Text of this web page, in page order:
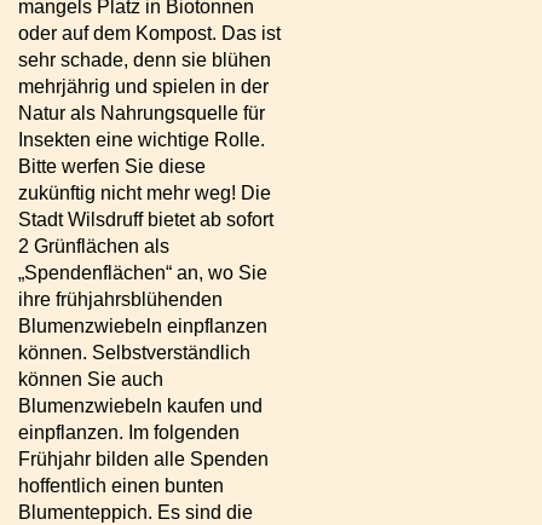
mangels Platz in Biotonnen
oder auf dem Kompost. Das ist
sehr schade, denn sie blühen
mehrjährig und spielen in der
Natur als Nahrungsquelle für
Insekten eine wichtige Rolle.
Bitte werfen Sie diese
zukünftig nicht mehr weg! Die
Stadt Wilsdruff bietet ab sofort
2 Grünflächen als
„Spendenflächen“ an, wo Sie
ihre frühjahrsblühenden
Blumenzwiebeln einpflanzen
können. Selbstverständlich
können Sie auch
Blumenzwiebeln kaufen und
einpflanzen. Im folgenden
Frühjahr bilden alle Spenden
hoffentlich einen bunten
Blumenteppich. Es sind die